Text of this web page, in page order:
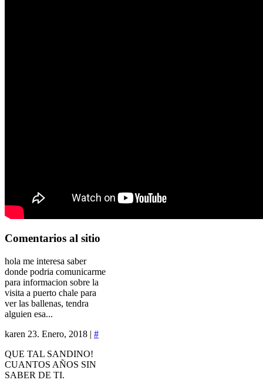
Comentarios al sitio
hola me interesa saber
donde podria comunicarme
para informacion sobre la
visita a puerto chale para
ver las ballenas, tendra
alguien esa...
karen 23. Enero, 2018 | #
QUE TAL SANDINO!
CUANTOS AÑOS SIN
SABER DE TI.